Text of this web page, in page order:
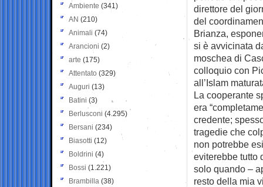
direttore del
del
Brianza,
si è avvicinata
moschea di
colloquio con
all’Islam
La cooperante
era
credente;
tragedie che
non potrebbe
eviterebbe tutto
solo quando –
resto della mia
Ambiente (341)
AN (210)
Animali (74)
Arancioni (2)
arte (175)
Attentato (329)
Auguri (13)
Batini (3)
Berlusconi (4.295)
Bersani (234)
Biasotti (12)
Boldrini (4)
Bossi (1.221)
Brambilla (38)